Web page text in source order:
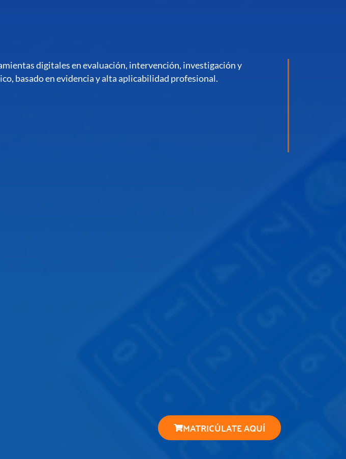
digitales en evaluación, intervención, investigación y
basado en evidencia y alta aplicabilidad profesional.
MATRICÚLATE AQUÍ